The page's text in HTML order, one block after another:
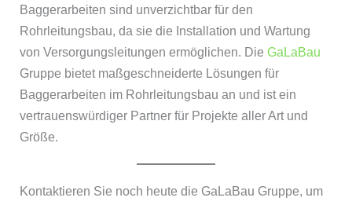
Baggerarbeiten sind unverzichtbar für den
Rohrleitungsbau, da sie die Installation und Wartung
von Versorgungsleitungen ermöglichen. Die GaLaBau
Gruppe bietet maßgeschneiderte Lösungen für
Baggerarbeiten im Rohrleitungsbau an und ist ein
vertrauenswürdiger Partner für Projekte aller Art und
Größe.
Kontaktieren Sie noch heute die GaLaBau Gruppe, um